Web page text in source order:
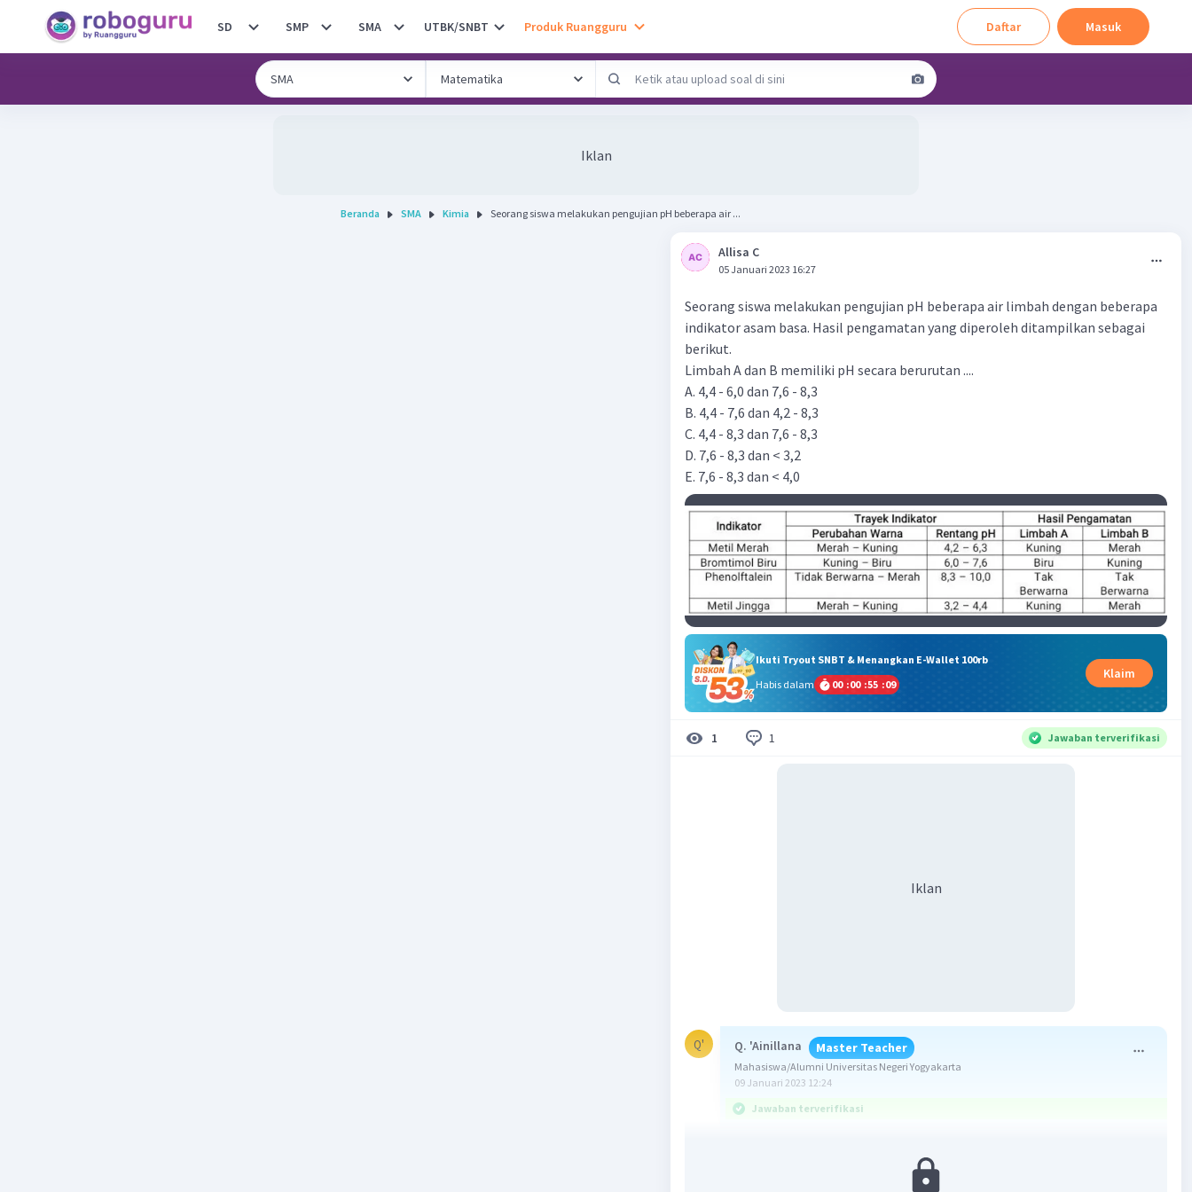
SD SMP SMA UTBK/SNBT Produk Ruangguru Daftar Masuk
Iklan
Beranda SMA Kimia Seorang siswa melakukan pengujian pH beberapa air ...
Allisa C
05 Januari 2023 16:27
Seorang siswa melakukan pengujian pH beberapa air limbah dengan beberapa
indikator asam basa. Hasil pengamatan yang diperoleh ditampilkan sebagai
berikut.
Limbah A dan B memiliki pH secara berurutan ....
A. 4,4 - 6,0 dan 7,6 - 8,3
B. 4,4 - 7,6 dan 4,2 - 8,3
C. 4,4 - 8,3 dan 7,6 - 8,3
D. 7,6 - 8,3 dan < 3,2
E. 7,6 - 8,3 dan < 4,0
Ikuti Tryout SNBT & Menangkan E-Wallet 100rb
Habis dalam
00 :00 :55 :08
Klaim
1 1 Jawaban terverifikasi
Iklan
Q' Q. 'Ainillana Master Teacher
Mahasiswa/Alumni Universitas Negeri Yogyakarta
09 Januari 2023 12:24
Jawaban terverifikasi